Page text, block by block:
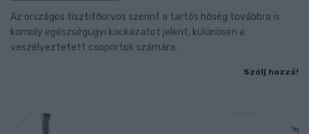
Az országos tisztifőorvos szerint a tartós hőség továbbra is
komoly egészségügyi kockázatot jelent, különösen a
veszélyeztetett csoportok számára.
Szólj hozzá!